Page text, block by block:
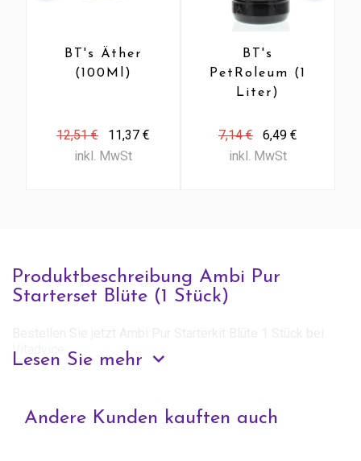
Produktbeschreibung Ambi Pur
Starterset Blüte (1 Stück)
Vitadvice.
Anfrage zu diesem Produkt
Lesen Sie mehr
BT's Äther
(100Ml)
12,51 €
11,37 €
inkl. MwSt
BT's
PetRoleum (1
Liter)
7,14 €
6,49 €
inkl. MwSt
Andere Kunden kauften auch